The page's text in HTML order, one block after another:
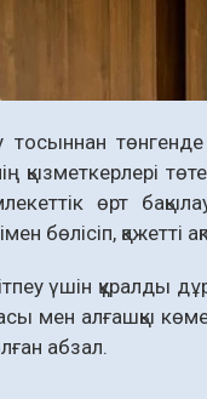
тосыннан
қызметкерлері
өрт
бөлісіп, қажетті
үшін құралды
мен алғашқы
абзал.